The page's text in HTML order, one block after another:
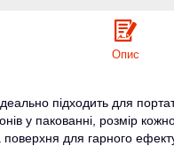
Опис
підходить для
у пакованні, розмір
поверхня для гарного